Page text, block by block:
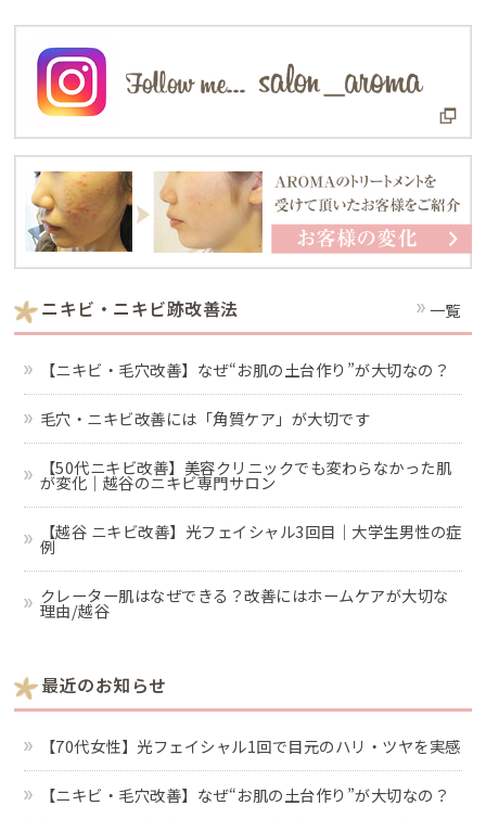
ニキビ・ニキビ跡改善法 一覧
【ニキビ・毛穴改善】なぜ“お肌の土台作り”が大切なの？
毛穴・ニキビ改善には「角質ケア」が大切です
【50代ニキビ改善】美容クリニックでも変わらなかった肌
が変化｜越谷のニキビ専門サロン
【越谷 ニキビ改善】光フェイシャル3回目｜大学生男性の症
例
クレーター肌はなぜできる？改善にはホームケアが大切な
理由/越谷
最近のお知らせ
【70代女性】光フェイシャル1回で目元のハリ・ツヤを実感
【ニキビ・毛穴改善】なぜ“お肌の土台作り”が大切なの？